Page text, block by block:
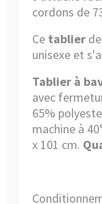
cordons de
Ce tablier
unisexe et
Tablier à
avec
65%
machine à
x 101 cm.